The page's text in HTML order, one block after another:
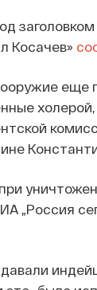
Косачев»
еще
„Россия